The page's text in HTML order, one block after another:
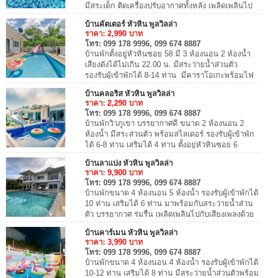
มีสระเด็ก ติดเครื่องปรับอากาศทั้งหลัง เพลิดเพลินไป
กันเสียงเพลงคาราโอเกะ ต...
บ้านคัตเตอร์ หัวหิน พูลวิลล่า
ราคา: 2,990บาท
โทร: 099 178 9996, 099 674 8887
บ้านพักตั้งอยู่หัวหินซอย 58 มี 3 ห้องนอน 2 ห้องน้ำ
เสียงดังได้ไม่เกิน 22.00 น. มีสระว่ายน้ำส่วนตัว
รองรับผู้เข้าพักได้ 8-14 ท่าน มีคาราโอเกะพร้อมไฟ
เธค โต๊ะพูล สไลเดอร์ มีเตาปิ้งย่...
บ้านคลอริส หัวหิน พูลวิลล่า
ราคา: 2,290บาท
โทร: 099 178 9996, 099 674 8887
บ้านพักวิวภูเขา บรรยากาศดี ขนาด 2 ห้องนอน 2
ห้องน้ำ มีสระส่วนตัว พร้อมสไลเดอร์ รองรับผู้เข้าพัก
ได้ 6-8 ท่าน เสริมได้ 4 ท่าน ตั้งอยู่หัวหินซอย 6
สามารถประกอบอาหารได้ อุปกรณ์ครัวครบ ...
บ้านลาแปง หัวหิน พูลวิลล่า
ราคา: 9,900บาท
โทร: 099 178 9996, 099 674 8887
บ้านพักขนาด 4 ห้องนอน 5 ห้องน้ำ รองรับผู้เข้าพักได้
10 ท่าน เสริมได้ 6 ท่าน มาพร้อมกับสระว่ายน้ำส่วน
ตัว บรรยากาศ ร่มรื่น เพลิดเพลินไปกับเสียงเพลงด้วย
ชุดคาราโอเกะ + ไฟเธค สามารถประก...
บ้านคาร์เมน หัวหิน พูลวิลล่า
ราคา: 3,990บาท
โทร: 099 178 9996, 099 674 8887
บ้านพักขนาด 4 ห้องนอน 4 ห้องน้ำ รองรับผู้เข้าพักได้
10-12 ท่าน เสริมได้ 8 ท่าน มีสระว่ายน้ำส่วนตัวพร้อม